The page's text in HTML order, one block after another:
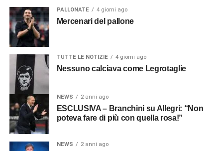
PALLONATE 4 giorni ago
Mercenari del pallone
TUTTE LE NOTIZIE 4 giorni ago
Nessuno calciava come Legrotaglie
NEWS 2 anni ago
ESCLUSIVA – Branchini su Allegri: “Non
poteva fare di più con quella rosa!”
NEWS 2 anni ago